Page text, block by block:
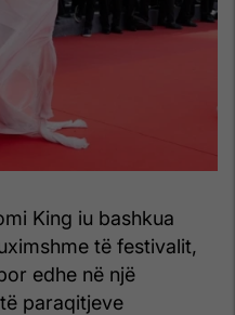
King iu bashkua
të festivalit,
edhe në një
paraqitjeve